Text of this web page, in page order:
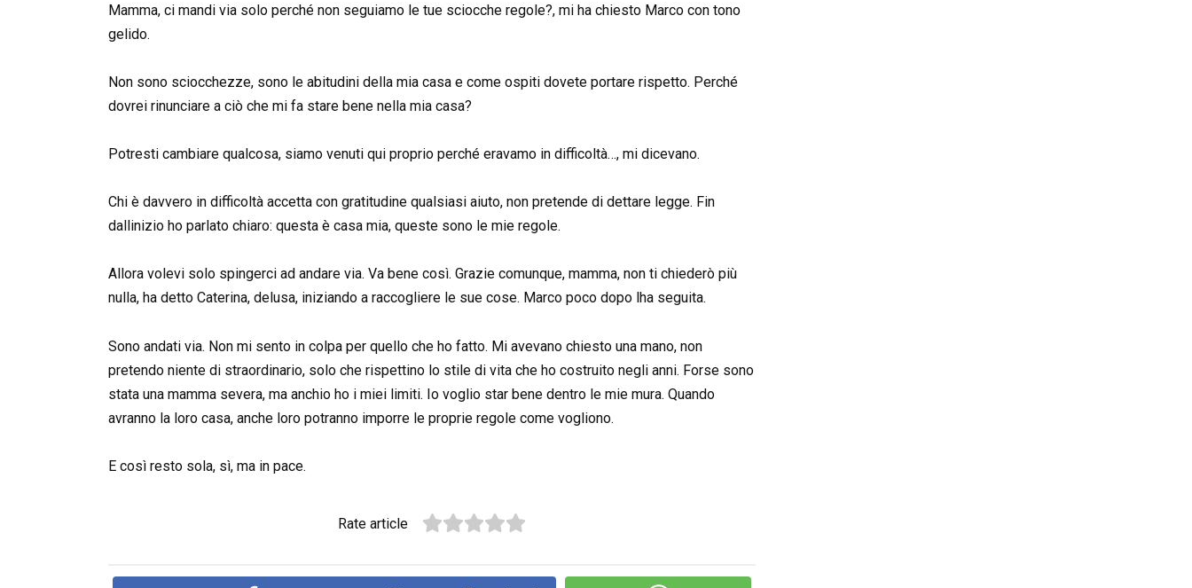
Mamma, ci mandi via solo perché non seguiamo le tue sciocche regole?, mi ha chiesto Marco con tono
gelido.
Non sono sciocchezze, sono le abitudini della mia casa e come ospiti dovete portare rispetto. Perché
dovrei rinunciare a ciò che mi fa stare bene nella mia casa?
Potresti cambiare qualcosa, siamo venuti qui proprio perché eravamo in difficoltà…, mi dicevano.
Chi è davvero in difficoltà accetta con gratitudine qualsiasi aiuto, non pretende di dettare legge. Fin
dallinizio ho parlato chiaro: questa è casa mia, queste sono le mie regole.
Allora volevi solo spingerci ad andare via. Va bene così. Grazie comunque, mamma, non ti chiederò più
nulla, ha detto Caterina, delusa, iniziando a raccogliere le sue cose. Marco poco dopo lha seguita.
Sono andati via. Non mi sento in colpa per quello che ho fatto. Mi avevano chiesto una mano, non
pretendo niente di straordinario, solo che rispettino lo stile di vita che ho costruito negli anni. Forse sono
stata una mamma severa, ma anchio ho i miei limiti. Io voglio star bene dentro le mie mura. Quando
avranno la loro casa, anche loro potranno imporre le proprie regole come vogliono.
E così resto sola, sì, ma in pace.
Rate article